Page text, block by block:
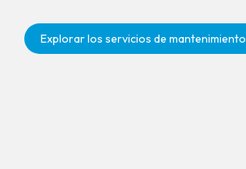
Explorar los servicios de mantenimiento